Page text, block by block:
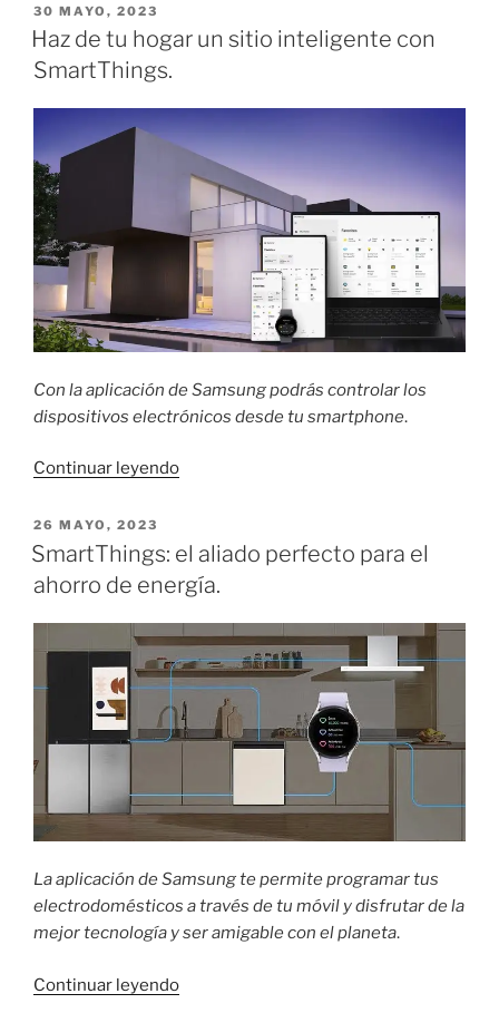
ofrece
ambiental
para
personas
con
problemas
auditivos.»
PUBLICADO
EL
30 MAYO, 2023
Haz de tu hogar un sitio inteligente con
SmartThings.
Con la aplicación de Samsung podrás controlar los
dispositivos electrónicos desde tu smartphone.
Continuar leyendo«Haz
hogar
sitio
inteligente
con
SmartThings.»
PUBLICADO
EL
26 MAYO, 2023
SmartThings: el aliado perfecto para el
ahorro de energía.
La aplicación de Samsung te permite programar tus
electrodomésticos a través de tu móvil y disfrutar de la
mejor tecnología y ser amigable con el planeta.
Continuar leyendo«SmartThings: